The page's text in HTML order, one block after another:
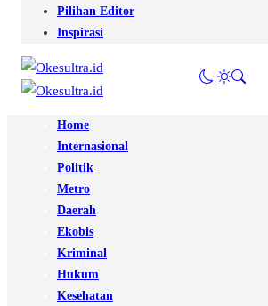
Pilihan Editor
Inspirasi
Home
Internasional
Politik
Metro
Daerah
Ekobis
Kriminal
Hukum
Kesehatan